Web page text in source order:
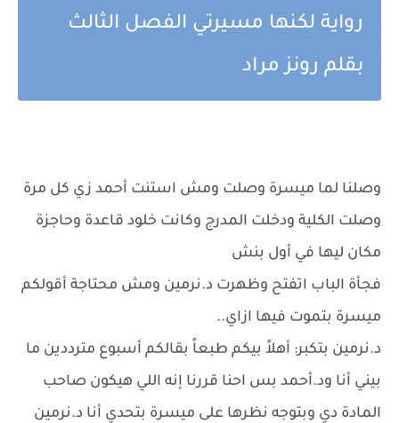
رواية لكنها مسيرتي الفصل الثالث
بقلم رونز مراد
وصلنا لما ميسرة وصلت ومش استنت أحمد زي كل مرة
وصلت الكلية ودخلت المدرج وكانت خلود قاعدة وحاجزة
مكان ليها في أول بنش
فجأة الباب اتفتح وظهرت د.نرمين ومش محتاجة أقولكم
ميسرة بتموت فيها ازاي..
د.نرمين بتكبر: أهلاً بيكم طبعاً بقالكم أسبوع مترددين ما
بيني أنا ود.أحمد بس احنا قررنا إنه اللي هيكون صاحب
المادة دي وبتوجه نظرها على ميسرة بتحدي أنا د.نرمين